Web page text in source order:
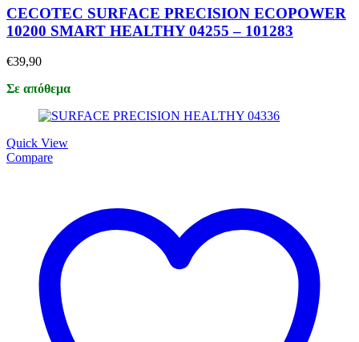
CECOTEC SURFACE PRECISION ECOPOWER
10200 SMART HEALTHY 04255 – 101283
€39,90
Σε απόθεμα
Quick View
Compare